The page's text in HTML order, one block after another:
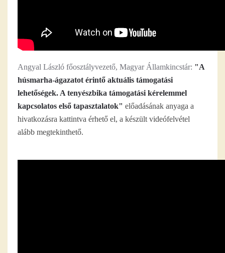
Angyal László főosztályvezető, Magyar Államkincstár: "A
húsmarha-ágazatot érintő aktuális támogatási
lehetőségek. A tenyészbika támogatási kérelemmel
kapcsolatos első tapasztalatok" előadásának anyaga a
hivatkozásra kattintva érhető el, a készült videófelvétel
alább megtekinthető.